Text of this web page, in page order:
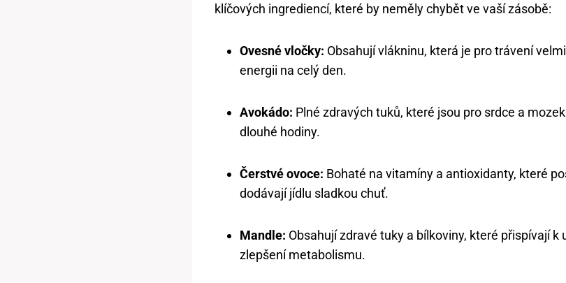
klíčových ingrediencí, které by neměly chybět ve vaší zásobě:
Ovesné vločky: Obsahují vlákninu, která je pro trávení
energii na celý den.
Avokádo: Plné zdravých tuků, které jsou pro srdce a
dlouhé hodiny.
Čerstvé ovoce: Bohaté na vitamíny a antioxidanty, které
dodávají jídlu sladkou chuť.
Mandle: Obsahují zdravé tuky a bílkoviny, které přispívají k
zlepšení metabolismu.